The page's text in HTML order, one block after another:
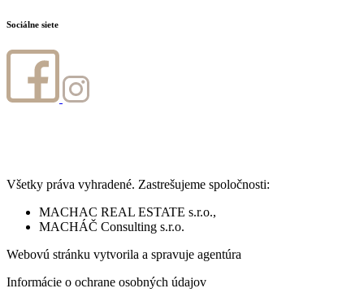
Sociálne siete
Všetky práva vyhradené. Zastrešujeme spoločnosti:
MACHAC REAL ESTATE s.r.o.,
MACHÁČ Consulting s.r.o.
Webovú stránku vytvorila a spravuje agentúra
Informácie o ochrane osobných údajov